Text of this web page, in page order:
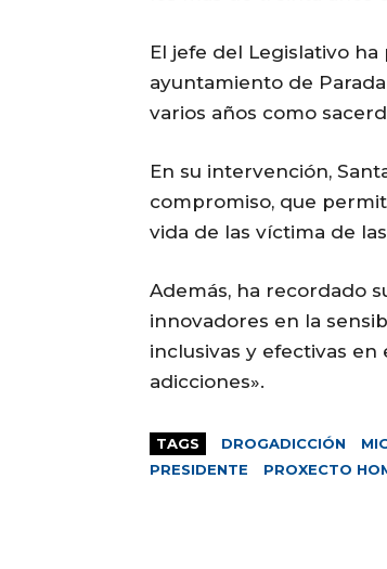
El jefe del Legislativo
ayuntamiento de
varios años como
En su intervención,
compromiso, que
vida de las víctima de
Además, ha recordado
innovadores en la
inclusivas y efectivas
adicciones».
TAGS DROGADICCIÓN
PRESIDENTE
PROXECTO